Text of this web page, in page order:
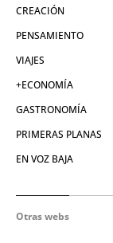
CREACIÓN
PENSAMIENTO
VIAJES
+ECONOMÍA
GASTRONOMÍA
PRIMERAS PLANAS
EN VOZ BAJA
Otras webs